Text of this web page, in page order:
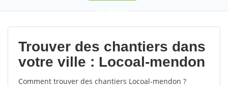
9,5(100%)67
votes
Trouver des chantiers dans
votre ville : Locoal-mendon
Comment trouver des chantiers Locoal-mendon ?